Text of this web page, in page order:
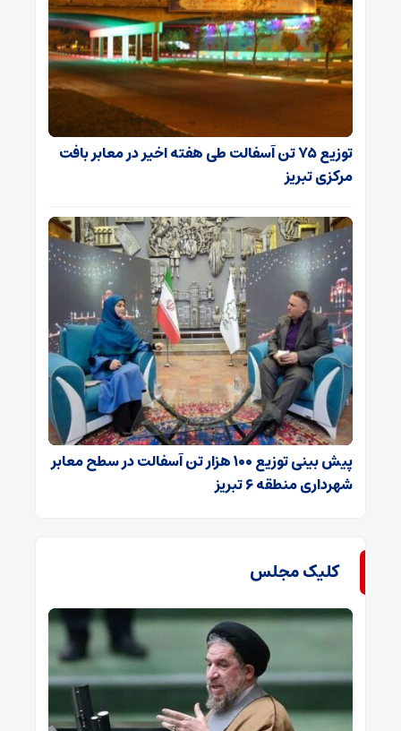
توزیع ۷۵ تن آسفالت طی هفته اخیر در معابر بافت
مرکزی تبریز
پیش بینی توزیع ۱۰۰ هزار تن آسفالت در سطح معابر
شهرداری منطقه ۶ تبریز
کلیک مجلس